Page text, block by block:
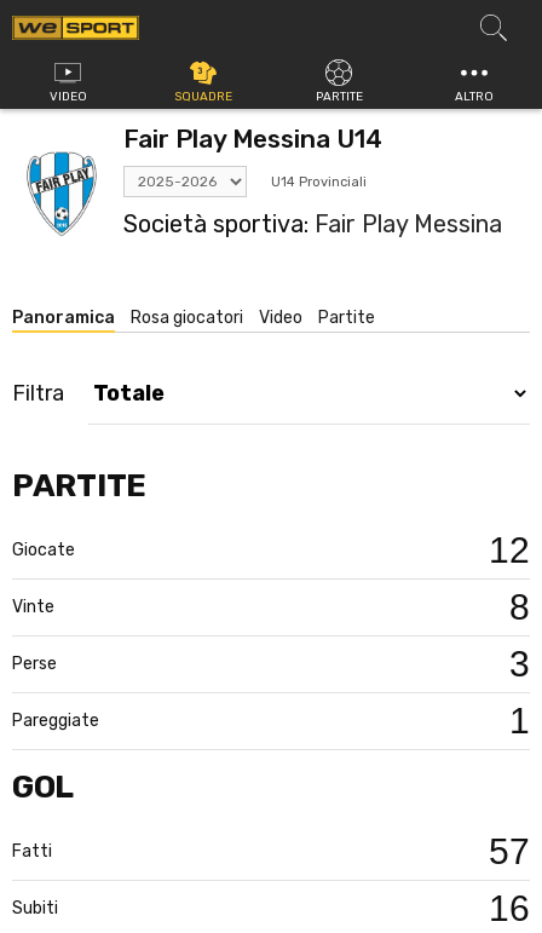
Vai
al
contenuto
VIDEO SQUADRE PARTITE ALTRO
Fair Play Messina U14
U14 Provinciali
Società sportiva: Fair Play Messina
Panoramica Rosa giocatori Video Partite
Filtra
PARTITE
Giocate 12
Vinte 8
Perse 3
Pareggiate 1
GOL
Fatti 57
Subiti 16